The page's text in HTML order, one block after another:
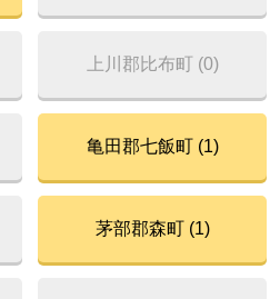
上川郡比布町 (0)
亀田郡七飯町 (1)
茅部郡森町 (1)